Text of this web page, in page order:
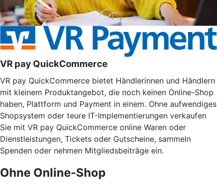
VR pay QuickCommerce
VR pay QuickCommerce bietet Händlerinnen und Händlern
mit kleinem Produktangebot, die noch keinen Online-Shop
haben, Plattform und Payment in einem. Ohne aufwendiges
Shopsystem oder teure IT-Implementierungen verkaufen
Sie mit VR pay QuickCommerce online Waren oder
Dienstleistungen, Tickets oder Gutscheine, sammeln
Spenden oder nehmen Mitgliedsbeiträge ein.
Ohne Online-Shop